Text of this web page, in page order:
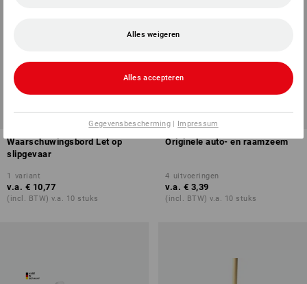
Waarschuwingsbord Let op
slipgevaar
1 variant
v.a. € 10,77
(incl. BTW) v.a. 10 stuks
Originele auto- en raamzeem
4 uitvoeringen
v.a. € 3,39
(incl. BTW) v.a. 10 stuks
Alles weigeren
Alles accepteren
Gegevensbescherming | Impressum